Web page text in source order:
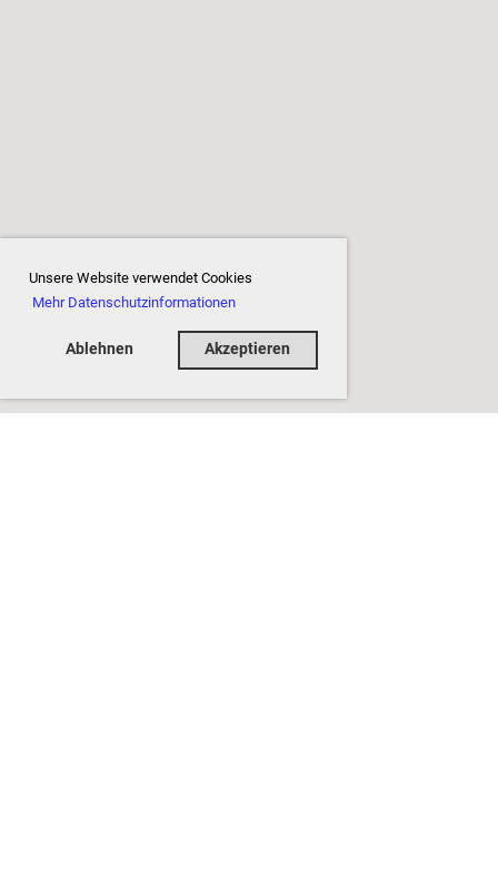
Unsere Website verwendet Cookies
Mehr Datenschutzinformationen
Ablehnen Akzeptieren